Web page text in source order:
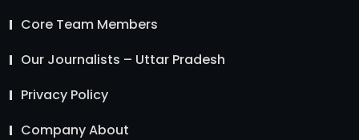
Core Team Members
Our Journalists – Uttar Pradesh
Privacy Policy
Company About